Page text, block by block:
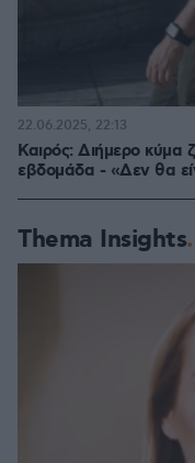
Καιρός: Διήμερο κύμα
εβδομάδα - «Δεν θα
22.06.2025, 22:13
Thema Insights